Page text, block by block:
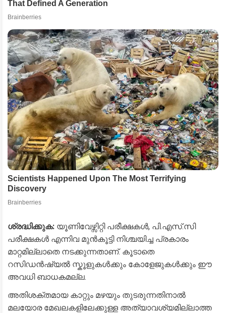
ശ്രദ്ധിക്കുക: യൂണിവേഴ്സിറ്റി പരീക്ഷകൾ, പി.എസ്.സി
പരീക്ഷകൾ എന്നിവ മുൻകൂട്ടി നിശ്ചയിച്ച പ്രകാരം
മാറ്റമില്ലാതെ നടക്കുന്നതാണ്. കൂടാതെ
റസിഡൻഷ്യൽ സ്കൂളുകൾക്കും കോളേജുകൾക്കും ഈ
അവധി ബാധകമല്ല.
​അതിശക്തമായ കാറ്റും മഴയും തുടരുന്നതിനാൽ
മലയോര മേഖലകളിലേക്കുള്ള അത്യാവശ്യമില്ലാത്ത